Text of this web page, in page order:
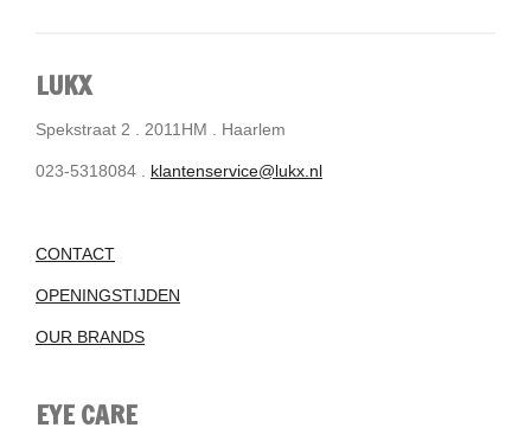
LUKX
Spekstraat 2 . 2011HM . Haarlem
023-5318084 . klantenservice@lukx.nl
CONTACT
OPENINGSTIJDEN
OUR BRANDS
EYE CARE